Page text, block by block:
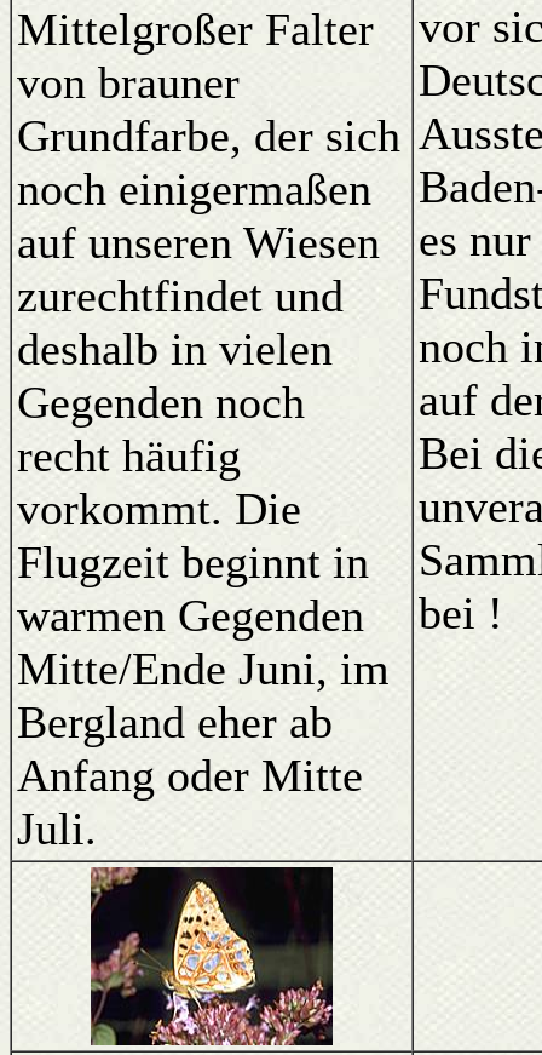
Mittelgroßer Falter
von brauner
Grundfarbe, der sich
noch einigermaßen
auf unseren Wiesen
zurechtfindet und
deshalb in vielen
Gegenden noch
recht häufig
vorkommt. Die
Flugzeit beginnt in
warmen Gegenden
Mitte/Ende Juni, im
Bergland eher ab
Anfang oder Mitte
Juli.
vor
es
noch
auf
Bei
bei !